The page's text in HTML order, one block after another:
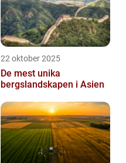
22 oktober 2025
De mest unika
bergslandskapen i Asien